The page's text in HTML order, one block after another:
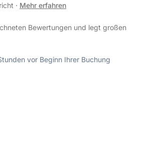
· Mehr erfahren
Bewertungen und legt großen
vor Beginn Ihrer Buchung